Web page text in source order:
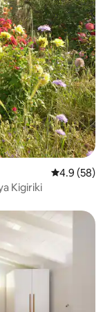
Ukadiriaji
4.9 (58)
Kigiriki